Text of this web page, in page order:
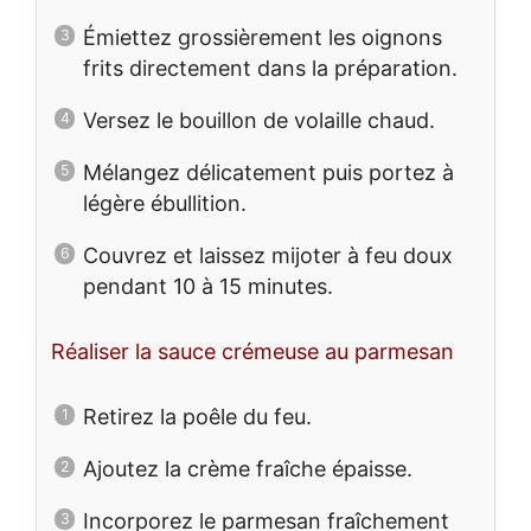
Émiettez grossièrement les oignons
frits directement dans la préparation.
Versez le bouillon de volaille chaud.
Mélangez délicatement puis portez à
légère ébullition.
Couvrez et laissez mijoter à feu doux
pendant 10 à 15 minutes.
Réaliser la sauce crémeuse au parmesan
Retirez la poêle du feu.
Ajoutez la crème fraîche épaisse.
Incorporez le parmesan fraîchement